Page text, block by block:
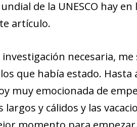
de la UNESCO hay en
artículo.
necesaria,
que había estado.
muy emocionada de
largos y cálidos y las